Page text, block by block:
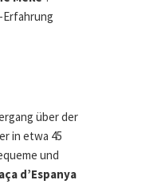
Erfahrung
über der
in etwa 45
und
d’Espanya